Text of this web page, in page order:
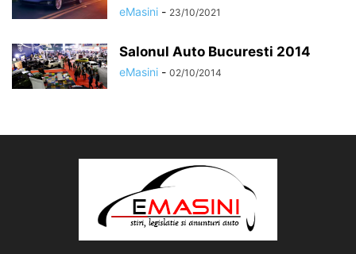
eMasini - 23/10/2021
Salonul Auto Bucuresti 2014
eMasini - 02/10/2014